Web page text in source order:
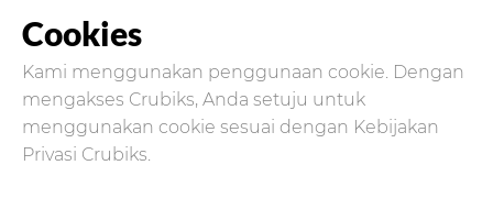
Cookies
Kami menggunakan penggunaan cookie. Dengan
mengakses Crubiks, Anda setuju untuk
menggunakan cookie sesuai dengan Kebijakan
Privasi Crubiks.